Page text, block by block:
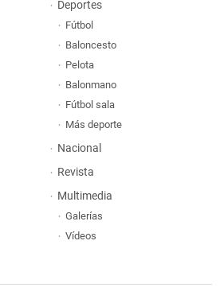
Deportes
Fútbol
Baloncesto
Pelota
Balonmano
Fútbol sala
Más deporte
Nacional
Revista
Multimedia
Galerías
Vídeos